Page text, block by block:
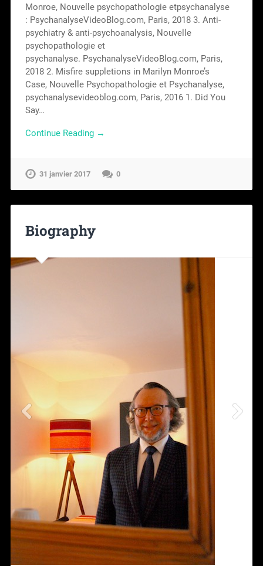
Monroe, Nouvelle psychopathologie etpsychanalyse
: PsychanalyseVideoBlog.com, Paris, 2018 3. Anti-
psychiatry & anti-psychoanalysis, Nouvelle
psychopathologie et
psychanalyse. PsychanalyseVideoBlog.com, Paris,
2018 2. Misfire suppletions in Marilyn Monroe’s
Case, Nouvelle Psychopathologie et Psychanalyse,
psychanalysevideoblog.com, Paris, 2016 1. Did You
Say…
Continue Reading →
31 janvier 2017 0
Biography